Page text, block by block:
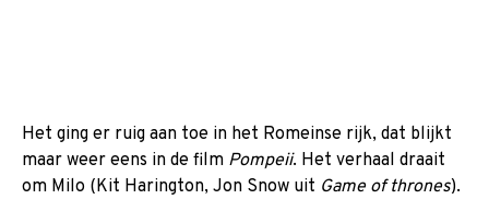
Het ging er ruig aan toe in het Romeinse rijk, dat blijkt
maar weer eens in de film Pompeii. Het verhaal draait
om Milo (Kit Harington, Jon Snow uit Game of thrones).